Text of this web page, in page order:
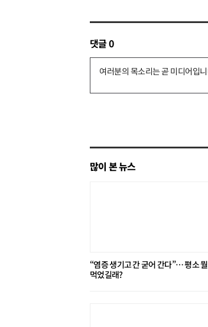
댓글0
댓
많이 본 뉴스
“염증 생기고 간 굳어 간다”… 평소 뭘
먹었길래?